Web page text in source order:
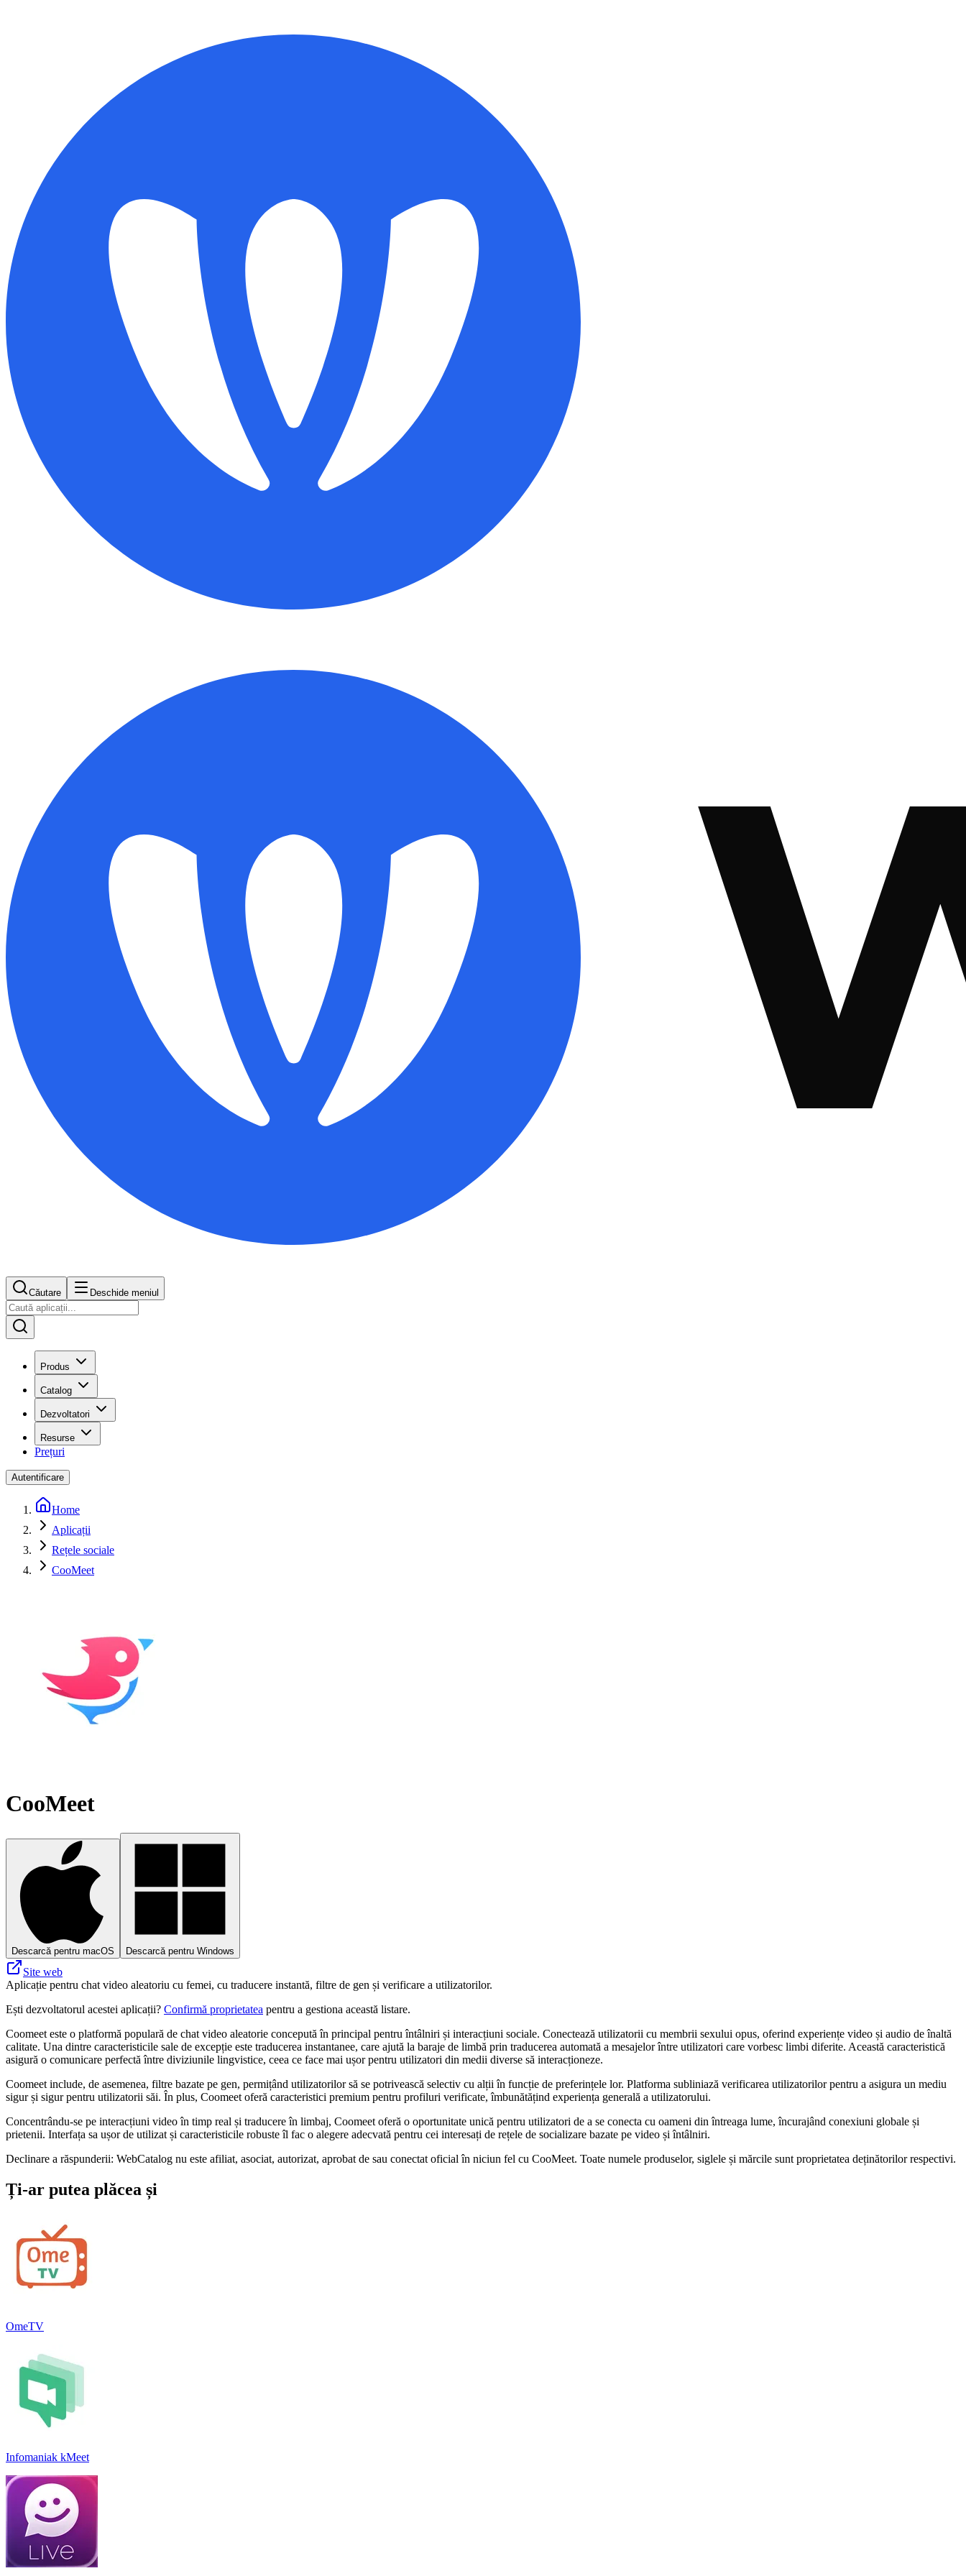
Căutare Deschide meniul
Produs
Catalog
Dezvoltatori
Resurse
Prețuri
Autentificare
Home
Aplicații
Rețele sociale
CooMeet
CooMeet
Descarcă pentru macOS Descarcă pentru Windows
Site web
Aplicație pentru chat video aleatoriu cu femei, cu traducere instantă, filtre de gen și verificare a utilizatorilor.
Ești dezvoltatorul acestei aplicații? Confirmă proprietatea pentru a gestiona această listare.
Coomeet este o platformă populară de chat video aleatorie concepută în principal pentru întâlniri și interacțiuni sociale. Conectează utilizatorii cu membrii sexului opus, oferind experiențe video și audio de înaltă
calitate. Una dintre caracteristicile sale de excepție este traducerea instantanee, care ajută la baraje de limbă prin traducerea automată a mesajelor între utilizatori care vorbesc limbi diferite. Această caracteristică
asigură o comunicare perfectă între diviziunile lingvistice, ceea ce face mai ușor pentru utilizatori din medii diverse să interacționeze.
Coomeet include, de asemenea, filtre bazate pe gen, permițând utilizatorilor să se potrivească selectiv cu alții în funcție de preferințele lor. Platforma subliniază verificarea utilizatorilor pentru a asigura un mediu
sigur și sigur pentru utilizatorii săi. În plus, Coomeet oferă caracteristici premium pentru profiluri verificate, îmbunătățind experiența generală a utilizatorului.
Concentrându-se pe interacțiuni video în timp real și traducere în limbaj, Coomeet oferă o oportunitate unică pentru utilizatori de a se conecta cu oameni din întreaga lume, încurajând conexiuni globale și
prietenii. Interfața sa ușor de utilizat și caracteristicile robuste îl fac o alegere adecvată pentru cei interesați de rețele de socializare bazate pe video și întâlniri.
Declinare a răspunderii: WebCatalog nu este afiliat, asociat, autorizat, aprobat de sau conectat oficial în niciun fel cu CooMeet. Toate numele produselor, siglele și mărcile sunt proprietatea deținătorilor respectivi.
Ți-ar putea plăcea și
OmeTV
Infomaniak kMeet